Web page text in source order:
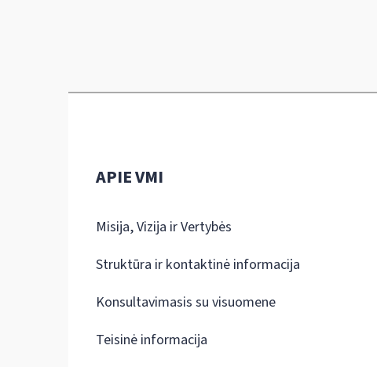
APIE VMI
Misija, Vizija ir Vertybės
Struktūra ir kontaktinė informacija
Konsultavimasis su visuomene
Teisinė informacija